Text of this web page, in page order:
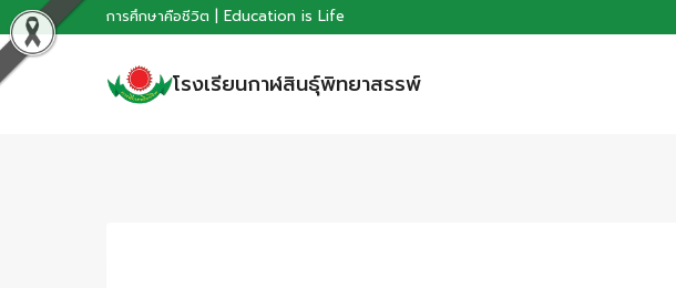
Skip
to
content
การศึกษาคือชีวิต | Education is Life
โรงเรียนกาฬสินธุ์พิทยาสรรพ์